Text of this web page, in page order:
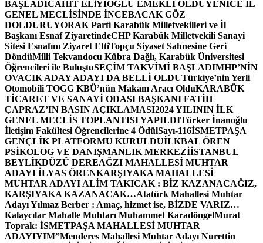
BAŞLADICAHİT ELiYİOĞLU EMEKLİ OLDUYENİCE İL
GENEL MECLİSİNDE İNCEBACAK GÖZ
DOLDURUYORAK Parti Karabük Milletvekilleri ve İl
Başkanı Esnaf ZiyaretindeCHP Karabük Milletvekili Sanayi
Sitesi Esnafını Ziyaret EttiTopçu Siyaset Sahnesine Geri
DöndüMilli Tekvandocu Kübra Dağlı, Karabük Üniversitesi
Öğrencileri ile BuluştuSEÇİM TAKVİMİ BAŞLADIMHP’NİN
OVACIK ADAY ADAYI DA BELLİ OLDUTürkiye’nin Yerli
Otomobili TOGG KBÜ’nün Makam Aracı OlduKARABÜK
TİCARET VE SANAYİ ODASI BAŞKANI FATİH
ÇAPRAZ’IN BASIN AÇIKLAMASI2024 YILININ İLK
GENEL MECLİS TOPLANTISI YAPILDITürker İnanoğlu
İletişim Fakültesi Öğrencilerine 4 ÖdülSayı-116İSMETPAŞA
GENÇLİK PLATFORMU KURULDUİLKBAL ÖREN
PSİKOLOG VE DANIŞMANLIK MERKEZİİSTANBUL
BEYLİKDÜZÜ DEREAĞZI MAHALLESİ MUHTAR
ADAYI İLYAS ÖRENKARŞIYAKA MAHALLESİ
MUHTAR ADAYI ALİM TAKICAK : BİZ KAZANACAĞIZ,
KARŞIYAKA KAZANACAK…Atatürk Mahallesi Muhtar
Adayı Yılmaz Berber : Amaç, hizmet ise, BİZDE VARIZ…
Kalaycılar Mahalle Muhtarı Muhammet KaradöngelMurat
Toprak: İSMETPAŞA MAHALLESİ MUHTAR
ADAYIYIM”Menderes Mahallesi Muhtar Adayı Nurettin